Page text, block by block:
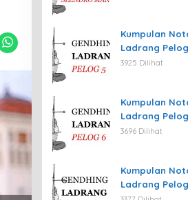
Kumpulan
Ladrang
3925 Dilihat
Kumpulan
Ladrang
3696 Dilihat
Kumpulan
Ladrang